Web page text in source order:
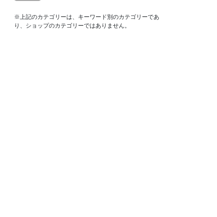
※上記のカテゴリーは、キーワード別のカテゴリーであ
り、ショップのカテゴリーではありません。